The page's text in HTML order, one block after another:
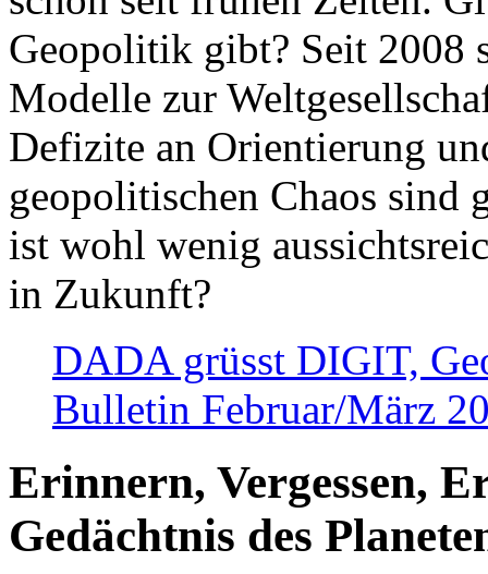
Geopolitik gibt? Seit 2008
Modelle zur
Defizite an Orientierung
geopolitischen Chaos sind
ist wohl wenig
in Zukunft?
DADA grüsst DIGIT,
Bulletin Februar/März
Erinnern, Vergessen,
Gedächtnis des